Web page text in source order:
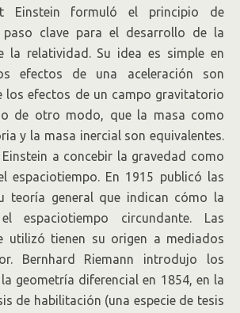
Einstein formuló el principio de
paso clave para el desarrollo de la
la relatividad. Su idea es simple en
efectos de una aceleración son
los efectos de un campo gravitatorio
de otro modo, que la masa como
y la masa inercial son equivalentes.
a concebir la gravedad como
espaciotiempo. En 1915 publicó las
teoría general que indican cómo la
espaciotiempo circundante. Las
utilizó tienen su origen a mediados
Bernhard Riemann introdujo los
geometría diferencial en 1854, en la
de habilitación (una especie de tesis